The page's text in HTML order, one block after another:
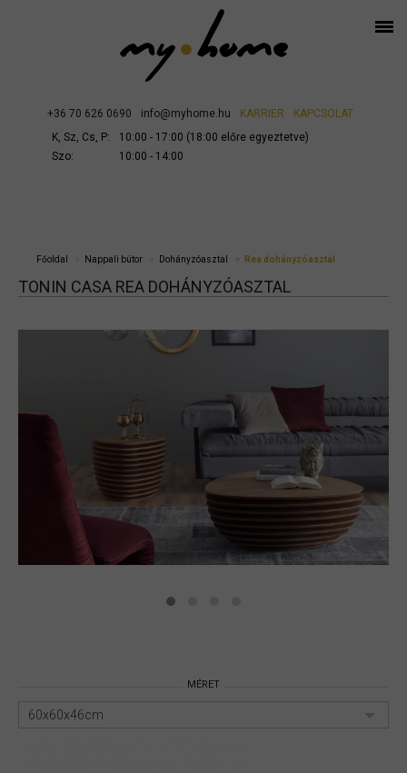
+36 70 626 0690 info@myhome.hu KARRIER
KAPCSOLAT
K, Sz, Cs, P:
10:00 - 17:00 (18:00 előre egyeztetve)
Szo:
10:00 - 14:00
Főoldal Nappali bútor Dohányzóasztal Rea dohányzóasztal
TONIN CASA REA DOHÁNYZÓASZTAL
MÉRET
60x60x46cm